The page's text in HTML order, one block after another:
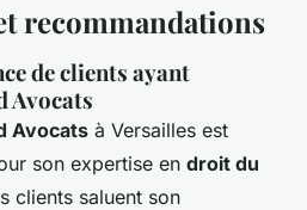
recommandations
de clients ayant
Avocats
Avocats à Versailles est
son expertise en droit du
clients saluent son